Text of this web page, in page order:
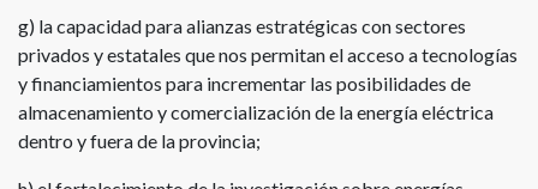
g) la capacidad para alianzas estratégicas con sectores
privados y estatales que nos permitan el acceso a tecnologías
y financiamientos para incrementar las posibilidades de
almacenamiento y comercialización de la energía eléctrica
dentro y fuera de la provincia;